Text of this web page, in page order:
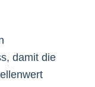
damit die